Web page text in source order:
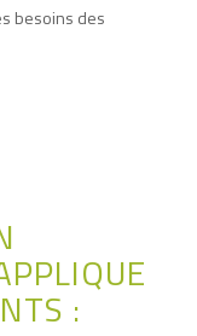
besoins des
: